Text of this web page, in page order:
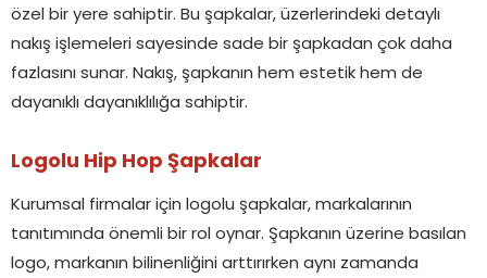
özel bir yere sahiptir. Bu şapkalar, üzerlerindeki detaylı
nakış işlemeleri sayesinde sade bir şapkadan çok daha
fazlasını sunar. Nakış, şapkanın hem estetik hem de
dayanıklı dayanıklılığa sahiptir.
Logolu Hip Hop Şapkalar
Kurumsal firmalar için logolu şapkalar, markalarının
tanıtımında önemli bir rol oynar. Şapkanın üzerine basılan
logo, markanın bilinenliğini arttırırken aynı zamanda